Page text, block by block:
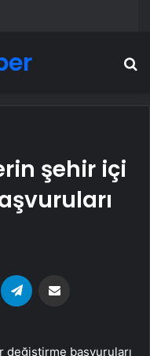
şehir içi
WhatsApp